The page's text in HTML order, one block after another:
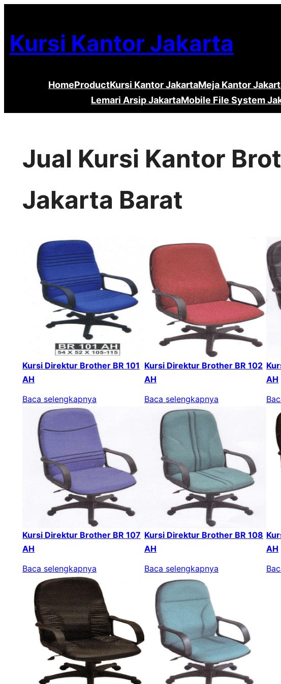
ke
konten
Kursi Kantor Jakarta
HomeProductKursi Kantor JakartaMeja Kantor
Lemari Arsip JakartaMobile File System
Jual Kursi Kantor
Jakarta Barat
Kursi Direktur Brother BR 101
AH
Baca selengkapnya
Kursi Direktur Brother BR 102
AH
Baca selengkapnya
AH
Kursi Direktur Brother BR 107
AH
Baca selengkapnya
Kursi Direktur Brother BR 108
AH
Baca selengkapnya
AH